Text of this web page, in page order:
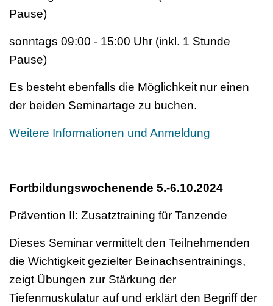
Pause)
sonntags 09:00 - 15:00 Uhr (inkl. 1 Stunde
Pause)
Es besteht ebenfalls die Möglichkeit nur einen
der beiden Seminartage zu buchen.
Weitere Informationen und Anmeldung
Fortbildungswochenende 5.-6.10.2024
Prävention II: Zusatztraining für Tanzende
Dieses Seminar vermittelt den Teilnehmenden
die Wichtigkeit gezielter Beinachsentrainings,
zeigt Übungen zur Stärkung der
Tiefenmuskulatur auf und erklärt den Begriff der